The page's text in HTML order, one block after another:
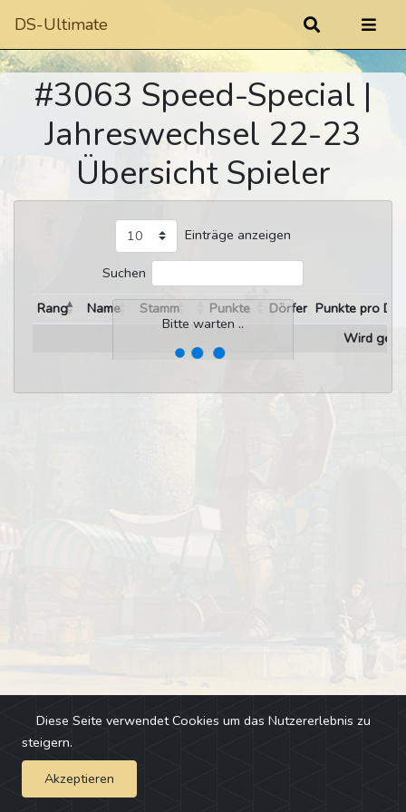
DS-Ultimate
#3063 Speed-Special |
Jahreswechsel 22-23
Übersicht Spieler
Einträge anzeigen
Suchen
Bitte warten ..
Rang Name Stamm Punkte Dörfer Punkte pro
Wird
Impressum - Changelog
Diese Seite verwendet Cookies um das Nutzererlebnis zu
steigern.
Akzeptieren